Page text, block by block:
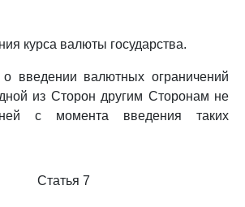
курса валюты государства.
введении валютных ограничений
из Сторон другим Сторонам не
с момента введения таких
Статья 7